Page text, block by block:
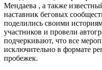
Мендаева , а также
наставник беговых
поделились своими
участников и провели
подчеркивают, что все
исключительно в формате
пробежек.